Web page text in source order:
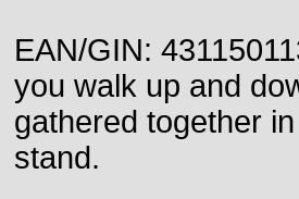
EAN/GIN:
you walk up and
gathered together
stand.